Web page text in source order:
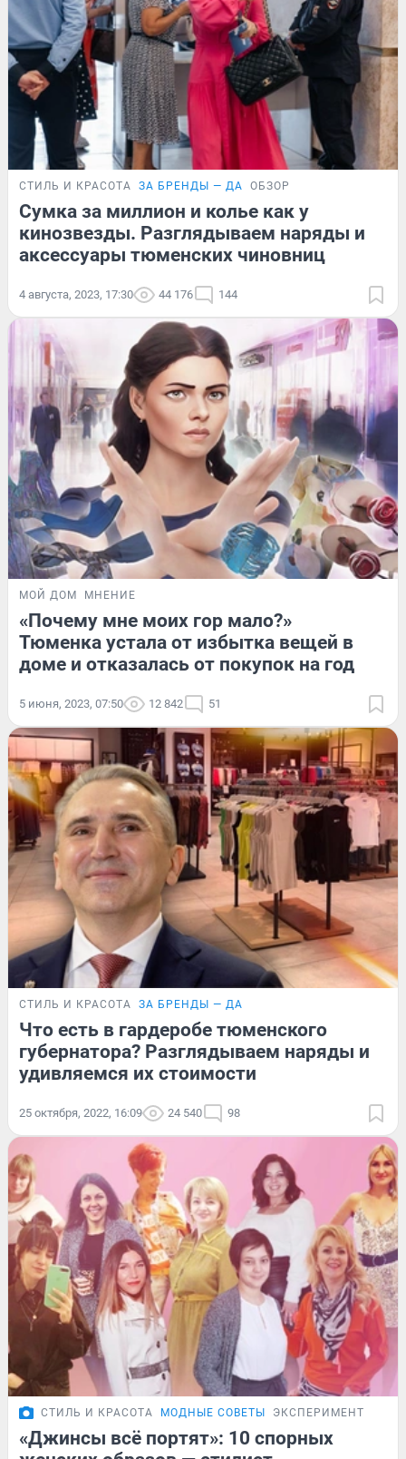
СТИЛЬ И КРАСОТА ЗА БРЕНДЫ — ДА ОБЗОР
Сумка за миллион и колье как у
кинозвезды. Разглядываем наряды и
аксессуары тюменских чиновниц
4 августа, 2023, 17:30 44 176 144
МОЙ ДОМ МНЕНИЕ
«Почему мне моих гор мало?»
Тюменка устала от избытка вещей в
доме и отказалась от покупок на год
5 июня, 2023, 07:50 12 842 51
СТИЛЬ И КРАСОТА ЗА БРЕНДЫ — ДА
Что есть в гардеробе тюменского
губернатора? Разглядываем наряды и
удивляемся их стоимости
25 октября, 2022, 16:09 24 540 98
СТИЛЬ И КРАСОТА МОДНЫЕ СОВЕТЫ ЭКСПЕРИМЕНТ
«Джинсы всё портят»: 10 спорных